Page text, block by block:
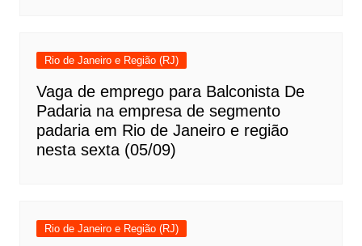
Rio de Janeiro e Região (RJ)
Vaga de emprego para Balconista De
Padaria na empresa de segmento
padaria em Rio de Janeiro e região
nesta sexta (05/09)
Rio de Janeiro e Região (RJ)